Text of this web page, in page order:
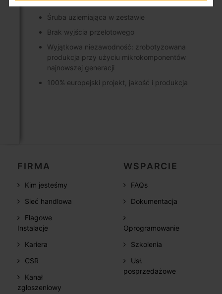
Instalacja w pomieszczeniu
Śruba uziemiająca w zestawie
Brak wyjścia przelotowego
Wyjątkowa niezawodność: zrobotyzowana
produkcja przy użyciu mikrokomponentów
najnowszej generacji
100% europejski projekt, jakość i produkcja
FIRMA
Kim jesteśmy
Sieć handlowa
Flagowe
Instalacje
Kariera
CSR
Kanał
zgłoszeniowy
WSPARCIE
FAQs
Dokumentacja
Oprogramowanie
Szkolenia
Usł.
posprzedażowe